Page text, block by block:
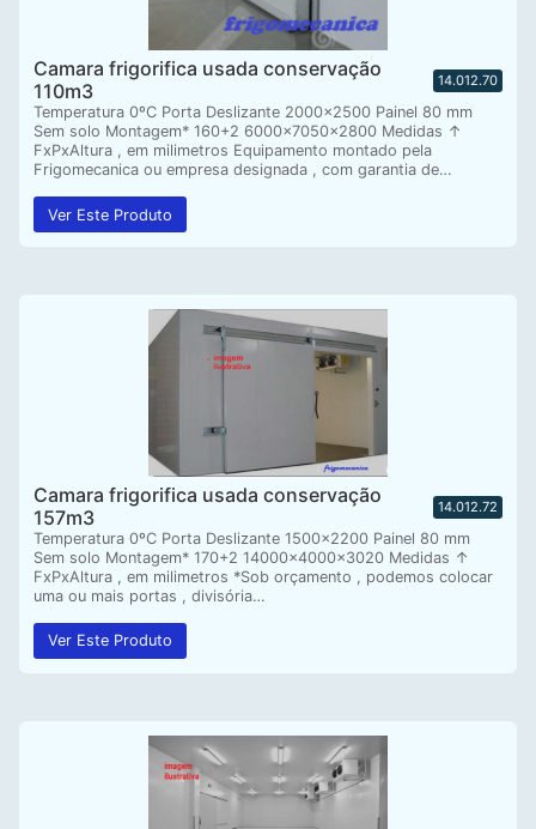
Camara frigorifica usada conservação
110m3
14.012.70
Temperatura 0ºC Porta Deslizante 2000×2500 Painel 80 mm
Sem solo Montagem* 160+2 6000x7050x2800 Medidas ↑
FxPxAltura , em milimetros Equipamento montado pela
Frigomecanica ou empresa designada , com garantia de…
Ver Este Produto
Camara frigorifica usada conservação
157m3
14.012.72
Temperatura 0ºC Porta Deslizante 1500×2200 Painel 80 mm
Sem solo Montagem* 170+2 14000x4000x3020 Medidas ↑
FxPxAltura , em milimetros *Sob orçamento , podemos colocar
uma ou mais portas , divisória…
Ver Este Produto